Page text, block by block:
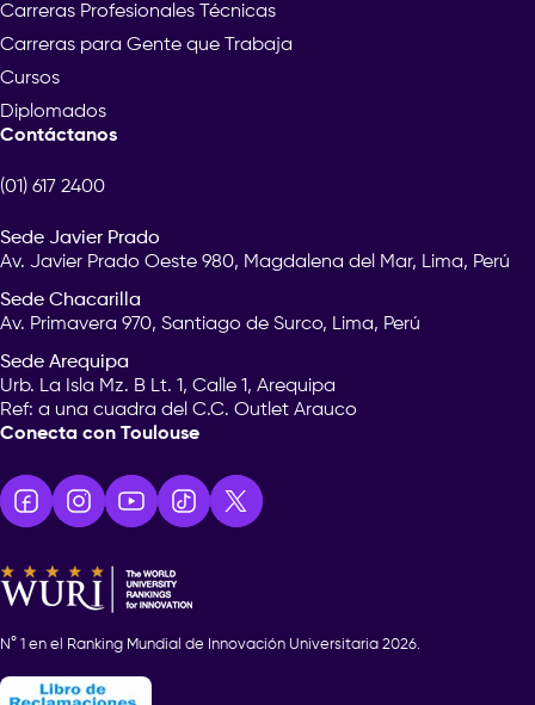
Carreras Profesionales Técnicas
Carreras para Gente que Trabaja
Cursos
Diplomados
Contáctanos
(01) 617 2400
Sede Javier Prado
Av. Javier Prado Oeste 980, Magdalena del Mar, Lima, Perú
Sede Chacarilla
Av. Primavera 970, Santiago de Surco, Lima, Perú
Sede Arequipa
Urb. La Isla Mz. B Lt. 1, Calle 1, Arequipa
Ref: a una cuadra del C.C. Outlet Arauco
Conecta con Toulouse
N° 1 en el Ranking Mundial de Innovación Universitaria 2026.